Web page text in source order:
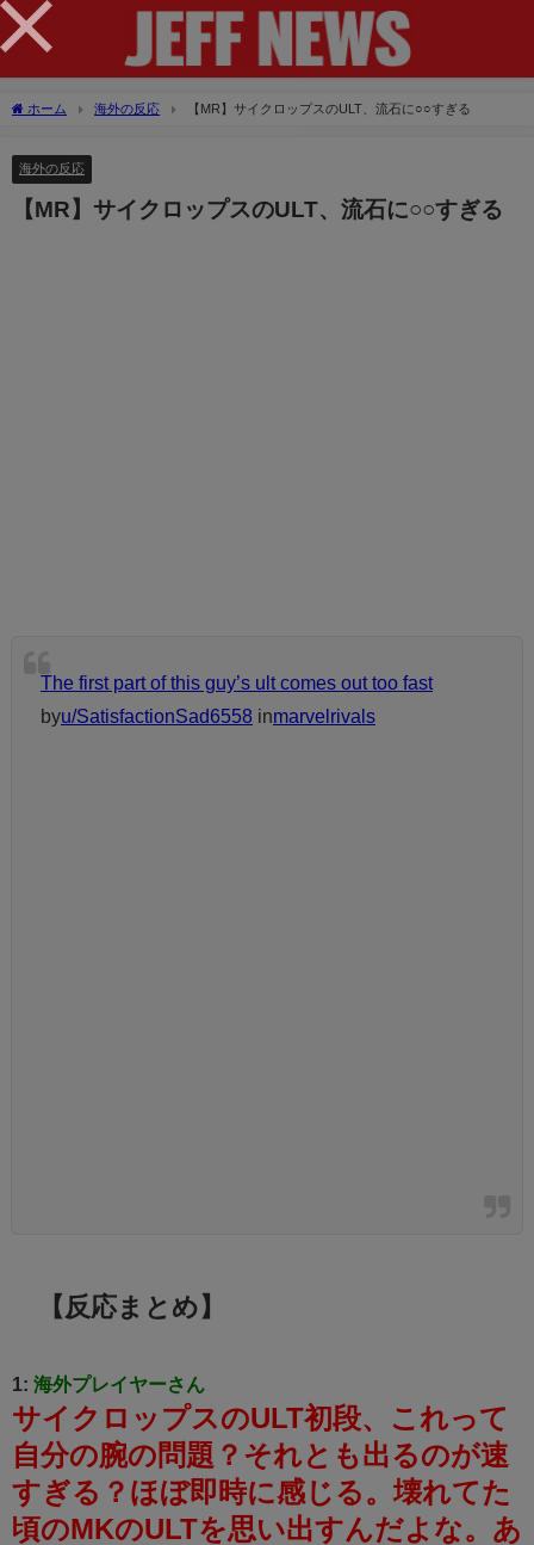
ホーム 海外の反応 【MR】サイクロップスのULT、流石に○○すぎる
海外の反応
【MR】サイクロップスのULT、流石に○○すぎる
The first part of this guy’s ult comes out too fast
byu/SatisfactionSad6558 inmarvelrivals
【反応まとめ】
1: 海外プレイヤーさん
サイクロップスのULT初段、これって
自分の腕の問題？それとも出るのが速
すぎる？ほぼ即時に感じる。壊れてた
頃のMKのULTを思い出すんだよな。あ
×